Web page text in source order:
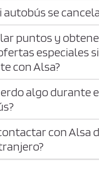
autobús se
puntos y
especiales
con Alsa?
algo durante
con Alsa